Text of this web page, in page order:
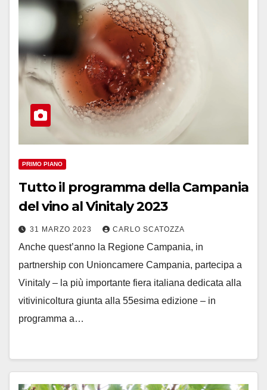
PRIMO PIANO
Tutto il programma della Campania
del vino al Vinitaly 2023
31 MARZO 2023 CARLO SCATOZZA
Anche quest’anno la Regione Campania, in
partnership con Unioncamere Campania, partecipa a
Vinitaly – la più importante fiera italiana dedicata alla
vitivinicoltura giunta alla 55esima edizione – in
programma a…